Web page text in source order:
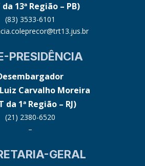
da 13ª Região – PB)
(83) 3533-6101
PRESIDÊNCIA
Carvalho Moreira
da 1ª Região – RJ)
(21) 2380-6520
–
GERAL